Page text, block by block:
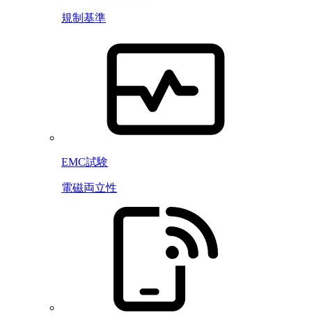
規制基準
EMC試験
電磁両立性